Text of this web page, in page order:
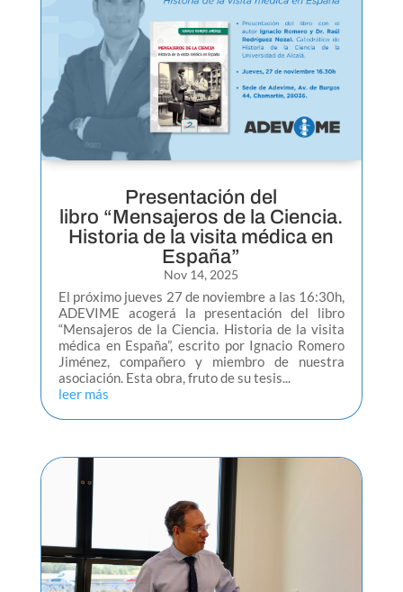
Presentación del
libro “Mensajeros de la Ciencia.
Historia de la visita médica en
España”
Nov 14, 2025
El próximo jueves 27 de noviembre a las 16:30h,
ADEVIME acogerá la presentación del libro
“Mensajeros de la Ciencia. Historia de la visita
médica en España”, escrito por Ignacio Romero
Jiménez, compañero y miembro de nuestra
asociación. Esta obra, fruto de su tesis...
leer más